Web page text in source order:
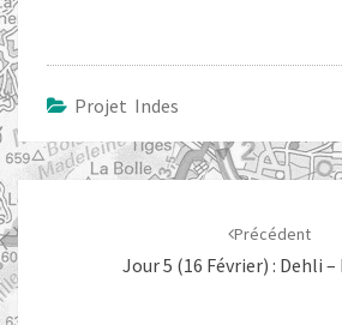
Projet Indes
Navigation
d'article
Précédent
Jour 5 (16 Février) : Dehli –